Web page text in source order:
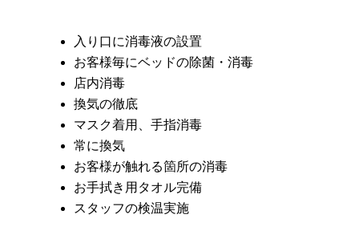
入り口に消毒液の設置
お客様毎にベッドの除菌・消毒
店内消毒
換気の徹底
マスク着用、手指消毒
常に換気
お客様が触れる箇所の消毒
お手拭き用タオル完備
スタッフの検温実施